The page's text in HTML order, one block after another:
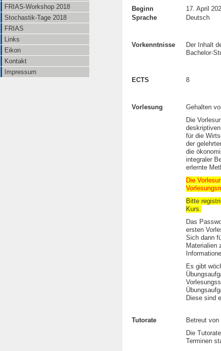
FRIAS-Workshop 2018
Stochastik-Tage 2018
FRIAS
Links
Eikon
Kontakt
Impressum
Beginn
17. April
Sprache
Deutsch
Vorkenntnisse
Der Inhalt
Bachelor-
ECTS 8
Vorlesung
Gehalten
Die
für die
der
die
integraler
erlernte
Die
Bitte
Kurs.
Das
ersten
Sich dann
Materialien
Es gibt
Diese sind
Tutorate
Betreut von
Die
Terminen